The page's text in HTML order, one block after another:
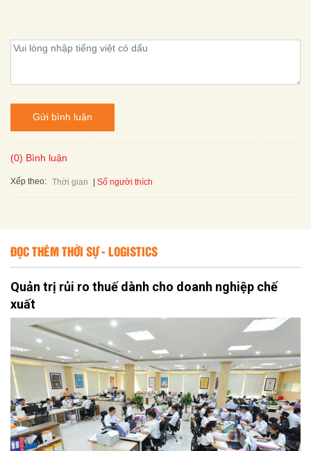
Gửi bình luận
(0) Bình luận
Xếp theo: Thời gian Số người thích
ĐỌC THÊM THỜI SỰ - LOGISTICS
Quản trị rủi ro thuế dành cho doanh nghiệp chế
xuất